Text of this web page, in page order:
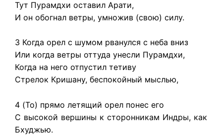
Тут Пурамдхи оставил Арати,
И он обогнал ветры, умножив (свою) силу.
3 Когда орел с шумом рванулся с неба вниз
Или когда ветры оттуда унесли Пурамдхи,
Когда на него отпустил тетиву
Стрелок Кришану, беспокойный мыслью,
4 (То) прямо летящий орел понес его
С высокой вершины к сторонникам Индры, как
Бхуджью.